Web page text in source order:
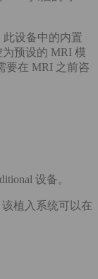
此设备中的内置
预设的 MRI 模
要在 MRI 之前咨
设备。
植入系统可以在